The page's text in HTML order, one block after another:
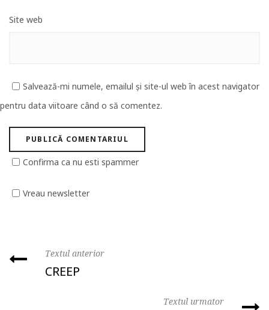
Site web
Salvează-mi numele, emailul și site-ul web în acest navigator
pentru data viitoare când o să comentez.
Confirma ca nu esti spammer
Vreau newsletter
Textul anterior
CREEP
Textul urmator